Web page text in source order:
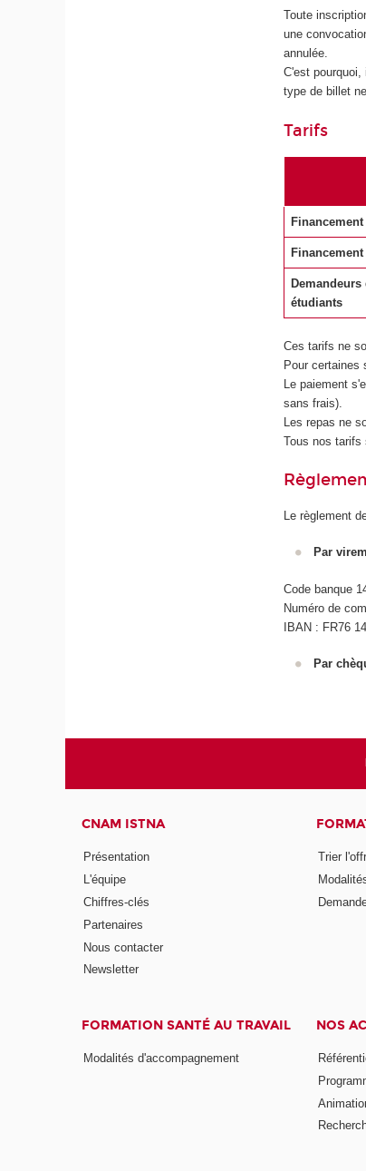
Toute
une
annulée.
C'est
type de billet
Tarifs
étudiants
Ces tarifs ne
Pour certaines
Le paiement
sans frais).
Les repas ne
Tous nos tarifs
Le règlement
Par
Code banque
Numéro de
IBAN : FR76
Par
CNAM ISTNA
Présentation
L'équipe
Chiffres-clés
Partenaires
Nous contacter
Newsletter
Trier
FORMATION SANTÉ AU TRAVAIL
Modalités d'accompagnement
NOS